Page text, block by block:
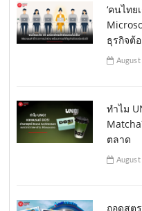
‘คนไทย
ธุรกิจต้
August
ทำไม
ตลาด
August
ถอดสูต